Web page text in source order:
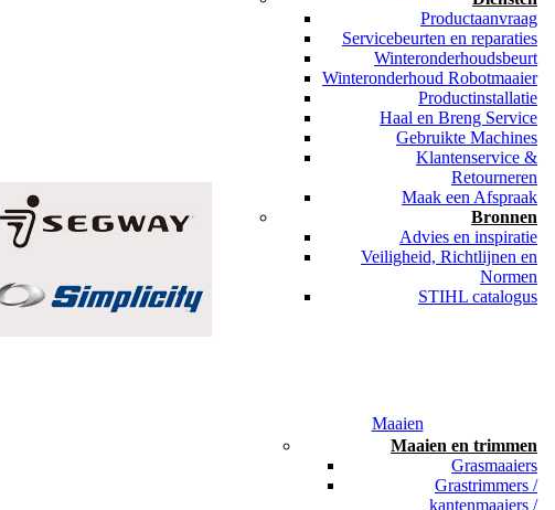
Productaanvraag
Servicebeurten en reparaties
Winteronderhoudsbeurt
Winteronderhoud Robotmaaier
Productinstallatie
Haal en Breng Service
Gebruikte Machines
Klantenservice &
Retourneren
Maak een Afspraak
Bronnen
Advies en inspiratie
Veiligheid, Richtlijnen en
Normen
STIHL catalogus
Maaien
Maaien en trimmen
Grasmaaiers
Grastrimmers /
kantenmaaiers /